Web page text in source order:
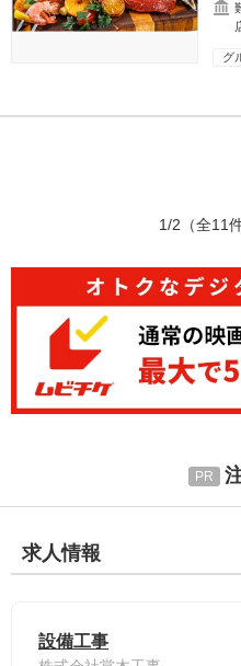
グ
1/2 （全11
求人情報
設備工事